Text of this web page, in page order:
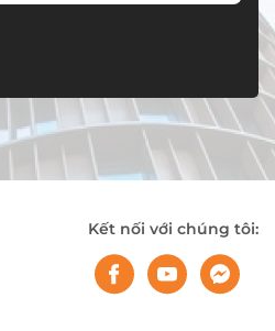
Kết nối với chúng tôi: